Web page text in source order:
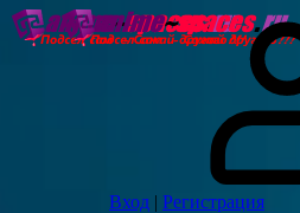
Вход | Регистрация